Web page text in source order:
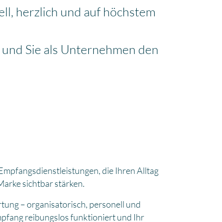
herzlich und auf höchstem
Sie als Unternehmen den
die Ihren Alltag
sichtbar stärken.
– organisatorisch, personell und
reibungslos funktioniert und Ihr